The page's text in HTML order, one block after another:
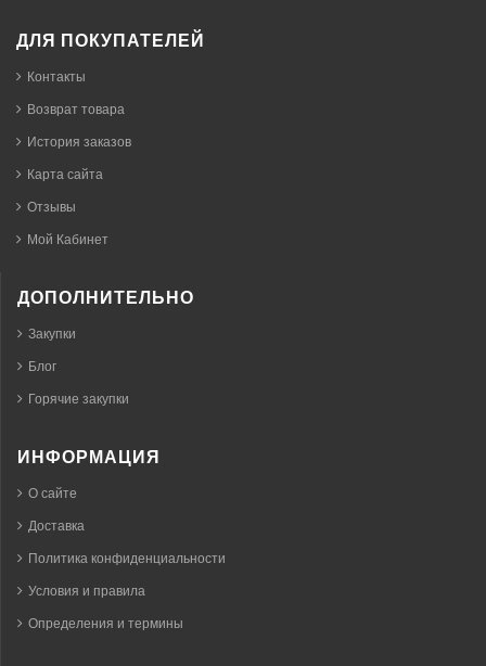
ДЛЯ ПОКУПАТЕЛЕЙ
Контакты
Возврат товара
История заказов
Карта сайта
Отзывы
Мой Кабинет
ДОПОЛНИТЕЛЬНО
Закупки
Блог
Горячие закупки
ИНФОРМАЦИЯ
О сайте
Доставка
Политика конфиденциальности
Условия и правила
Определения и термины